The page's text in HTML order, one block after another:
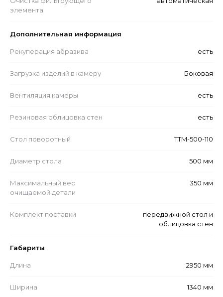
элемента
Дополнительная информация
Рекуперация абразива есть
Загрузка изделий в камеру Боковая
Вентиляция камеры есть
Резиновая облицовка стен есть
Стол поворотный TTM-500-110
Диаметр стола 500 мм
Максимальный вес
очищаемой детали
350 мм
Комплект поставки
передвижной стол и
облицовка стен
Габариты
Длина 2950 мм
Ширина 1340 мм